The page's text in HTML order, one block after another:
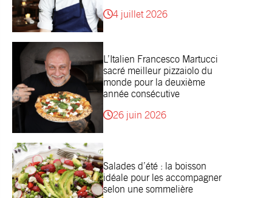
4 juillet 2026
L’Italien Francesco Martucci
sacré meilleur pizzaiolo du
monde pour la deuxième
année consécutive
26 juin 2026
Salades d’été : la boisson
idéale pour les accompagner
selon une sommelière